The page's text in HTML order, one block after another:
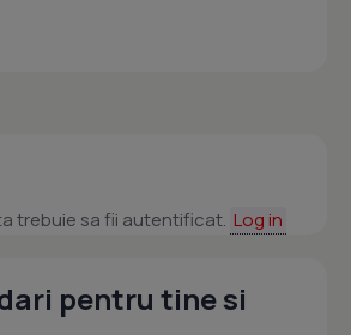
trebuie sa fii autentificat. Log in
pentru tine si